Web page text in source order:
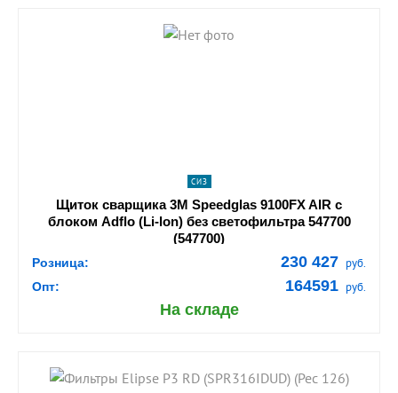
shopping_cart В КОРЗИНУ
СИЗ
Щиток сварщика 3M Speedglas 9100FX AIR с
блоком Adflo (Li-lon) без светофильтра 547700
(547700)
Розница: 230 427 руб.
Опт: 164591 руб.
На складе
shopping_cart В КОРЗИНУ